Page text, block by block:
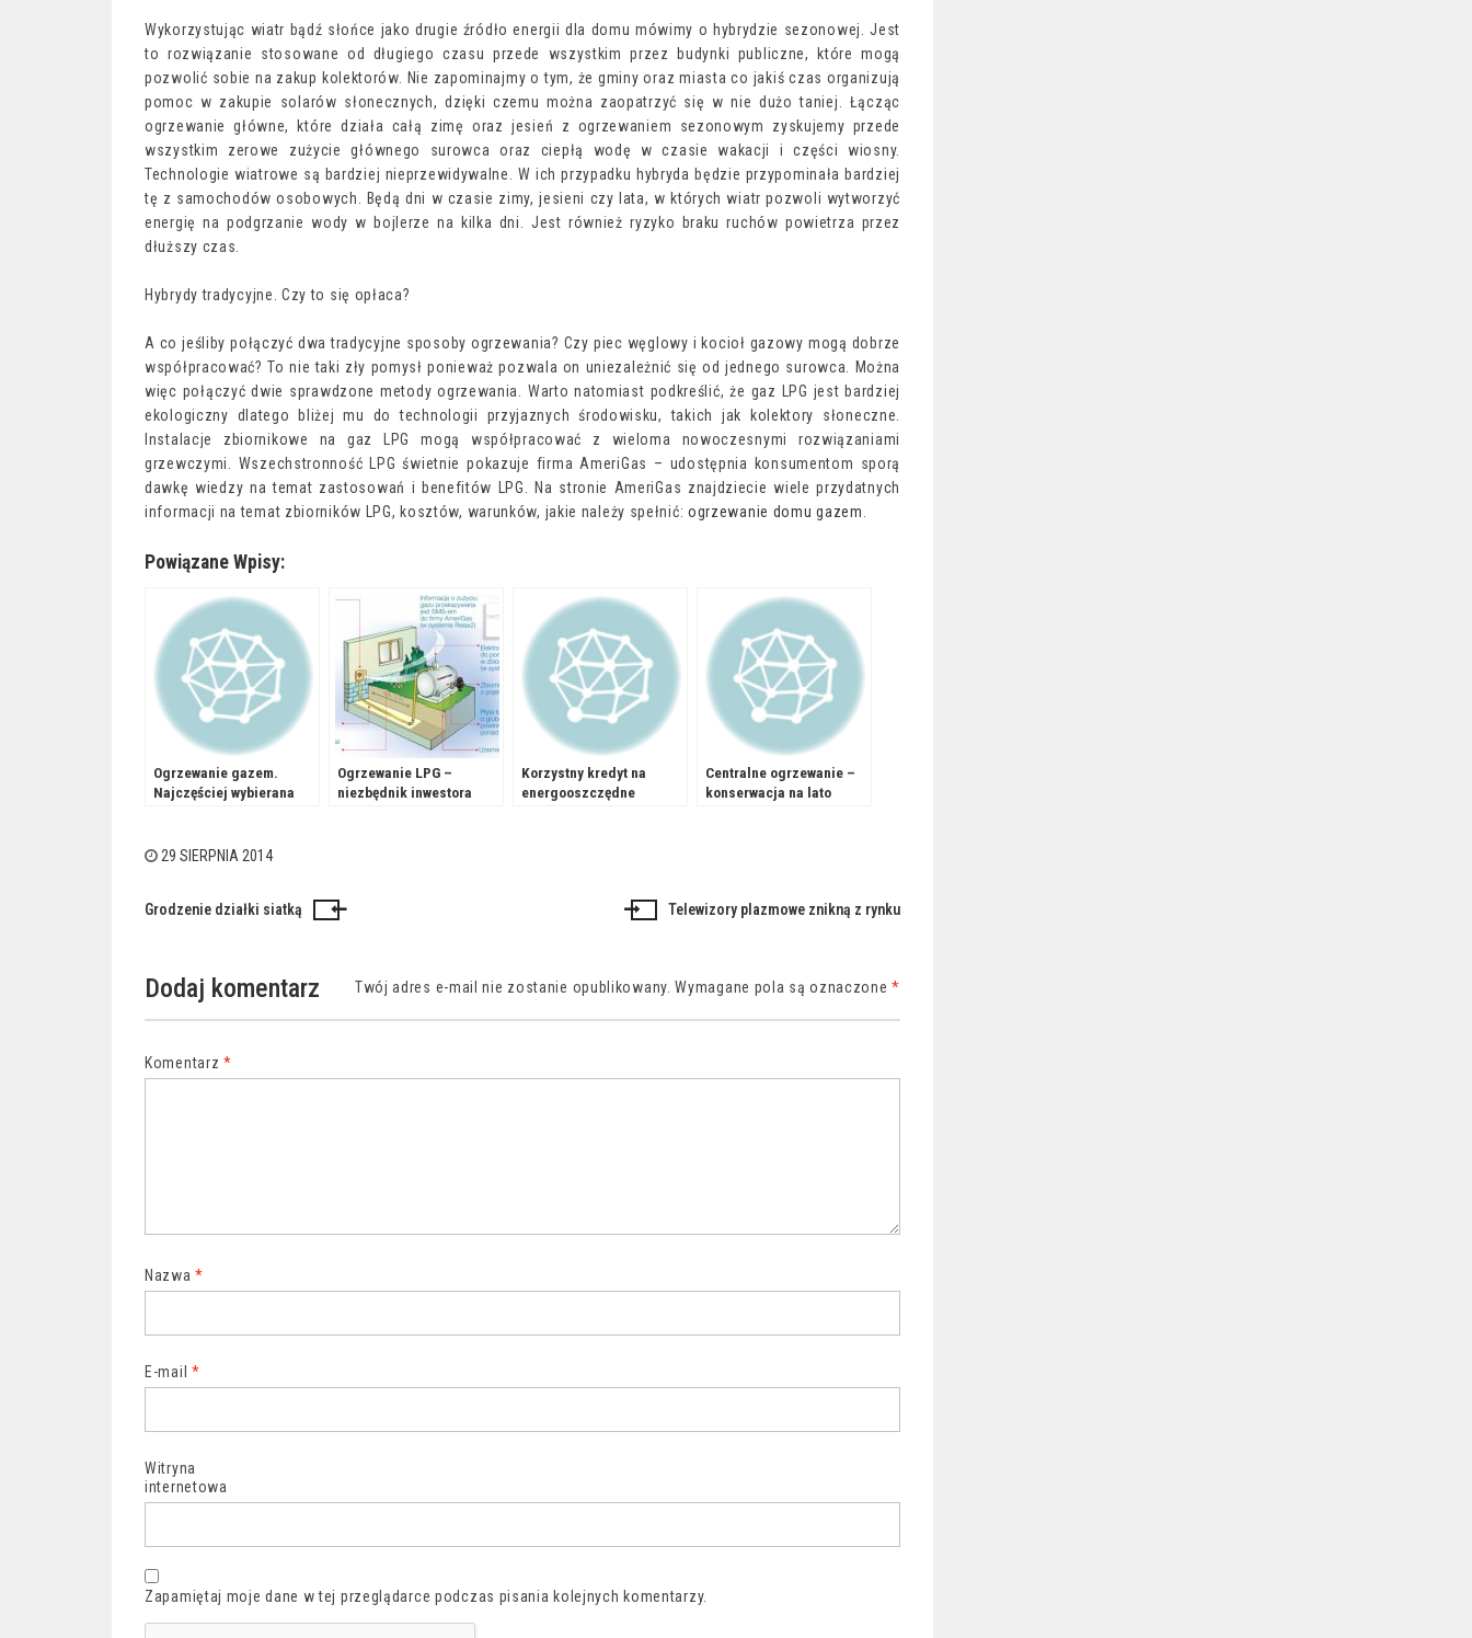
Wykorzystując wiatr bądź słońce jako drugie źródło energii dla domu mówimy o hybrydzie sezonowej. Jest
to rozwiązanie stosowane od długiego czasu przede wszystkim przez budynki publiczne, które mogą
pozwolić sobie na zakup kolektorów. Nie zapominajmy o tym, że gminy oraz miasta co jakiś czas organizują
pomoc w zakupie solarów słonecznych, dzięki czemu można zaopatrzyć się w nie dużo taniej. Łącząc
ogrzewanie główne, które działa całą zimę oraz jesień z ogrzewaniem sezonowym zyskujemy przede
wszystkim zerowe zużycie głównego surowca oraz ciepłą wodę w czasie wakacji i części wiosny.
Technologie wiatrowe są bardziej nieprzewidywalne. W ich przypadku hybryda będzie przypominała bardziej
tę z samochodów osobowych. Będą dni w czasie zimy, jesieni czy lata, w których wiatr pozwoli wytworzyć
energię na podgrzanie wody w bojlerze na kilka dni. Jest również ryzyko braku ruchów powietrza przez
dłuższy czas.
Hybrydy tradycyjne. Czy to się opłaca?
A co jeśliby połączyć dwa tradycyjne sposoby ogrzewania? Czy piec węglowy i kocioł gazowy mogą dobrze
współpracować? To nie taki zły pomysł ponieważ pozwala on uniezależnić się od jednego surowca. Można
więc połączyć dwie sprawdzone metody ogrzewania. Warto natomiast podkreślić, że gaz LPG jest bardziej
ekologiczny dlatego bliżej mu do technologii przyjaznych środowisku, takich jak kolektory słoneczne.
Instalacje zbiornikowe na gaz LPG mogą współpracować z wieloma nowoczesnymi rozwiązaniami
grzewczymi. Wszechstronność LPG świetnie pokazuje firma AmeriGas – udostępnia konsumentom sporą
dawkę wiedzy na temat zastosowań i benefitów LPG. Na stronie AmeriGas znajdziecie wiele przydatnych
informacji na temat zbiorników LPG, kosztów, warunków, jakie należy spełnić: ogrzewanie domu gazem
Powiązane Wpisy:
Ogrzewanie gazem.
Najczęściej wybierana
Ogrzewanie LPG –
niezbędnik inwestora
Korzystny kredyt na
energooszczędne
Centralne ogrzewanie –
konserwacja na lato
29 SIERPNIA 2014
Nawigacja
Grodzenie działki siatką Telewizory plazmowe znikną z rynku
Dodaj komentarz Twój adres e-mail nie zostanie opublikowany. Wymagane pola są oznaczone*
Komentarz *
Nazwa*
E-mail *
Witryna
internetowa
Zapamiętaj moje dane w tej przeglądarce podczas pisania kolejnych komentarzy.